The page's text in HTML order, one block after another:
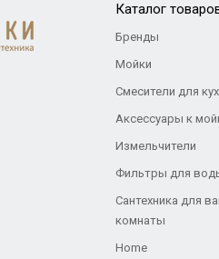
Каталог
Бренды
Мойки
Смесители для
Аксессуары к
Измельчители
Фильтры для
Сантехника для
комнаты
Home